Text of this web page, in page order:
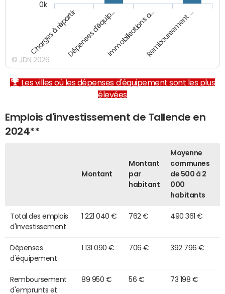
Charges à répartirDépenses d'équip…Immobilisations a…Remboursement …
0k
© JDN 2026
Les villes où les dépenses d'équipement sont les plus
élevées
Emplois d'investissement de Tallende en
2024**
Montant
Montant
par
habitant
Moyenne
communes
de 500 à 2
000
habitants
Total des emplois
d'investissement
1 221 040 € 762 € 490 361 €
Dépenses
d'équipement
1 131 090 € 706 € 392 796 €
Remboursement
d'emprunts et
89 950 € 56 € 73 198 €